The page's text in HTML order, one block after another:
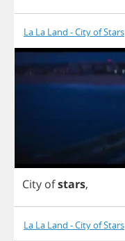
La La Land - City of Stars
City ofstars,
La La Land - City of Stars